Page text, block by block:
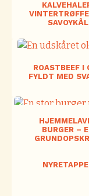
SAVOYKÅL
ROASTBEEF I
FYLDT MED
BURGER –